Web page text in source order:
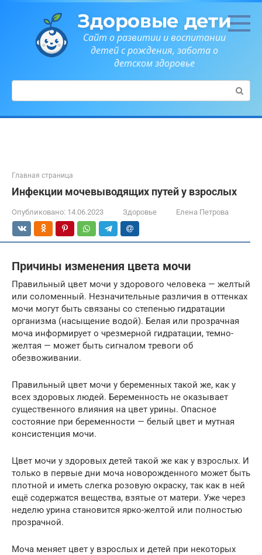
Здоровые дети
Сайт о развитии и воспитании
детей с рождения, забота о
детском здоровье
Поиск:
Главная страница
Инфекции мочевыводящих путей у взрослых
Опубликовано: 14.06.2023 Здоровье Елена Петрова
Причины изменения цвета мочи
Правильный цвет мочи у здорового человека — желтый
или соломенный. Незначительные различия в оттенках
мочи могут быть связаны со степенью гидратации
организма (насыщение водой). Белая или прозрачная
моча информирует о чрезмерной гидратации, темно-
желтая — может быть сигналом тревоги об
обезвоживании.
Правильный цвет мочи у беременных такой же, как у
всех здоровых людей. Беременность не оказывает
существенного влияния на цвет урины. Опасное
состояние при беременности — белый цвет и мутная
консистенция мочи.
Цвет мочи у здоровых детей такой же как у взрослых. И
только в первые дни моча новорожденного может быть
плотной и иметь слегка розовую окраску, так как в ней
ещё содержатся вещества, взятые от матери. Уже через
неделю урина становится ярко-желтой или полностью
прозрачной.
Моча меняет цвет у взрослых и детей при некоторых